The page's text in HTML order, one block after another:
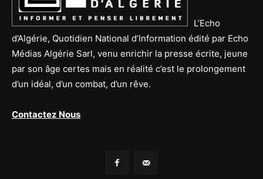
L’Echo
d’Algérie, Quotidien National d’Information édité par Echo
Médias Algérie Sarl, venu enrichir la presse écrite, jeune
par son âge certes mais en réalité c’est le prolongement
d’un idéal, d’un combat, d’un rêve.
Contactez Nous